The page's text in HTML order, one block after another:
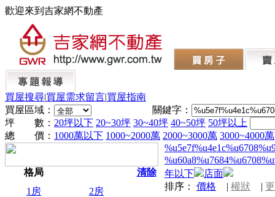
歡迎來到吉家網不動產
買屋搜尋|買屋需求留言|買屋指南
買屋區域：
關鍵字：
坪 數： 20坪以下 20~30坪 30~40坪 40~50坪 50坪以上
總 價： 1000萬以下 1000~2000萬 2000~3000萬 3000~4000萬
格局
清除
1房
2房
年以下
店面
排序： 價格 | 權狀 |